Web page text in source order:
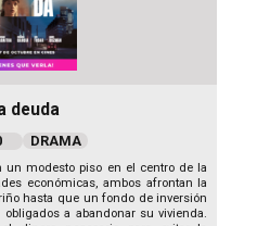
deuda
DRAMA
un modesto piso en el centro de la
económicas, ambos afrontan la
hasta que un fondo de inversión
a abandonar su vivienda.